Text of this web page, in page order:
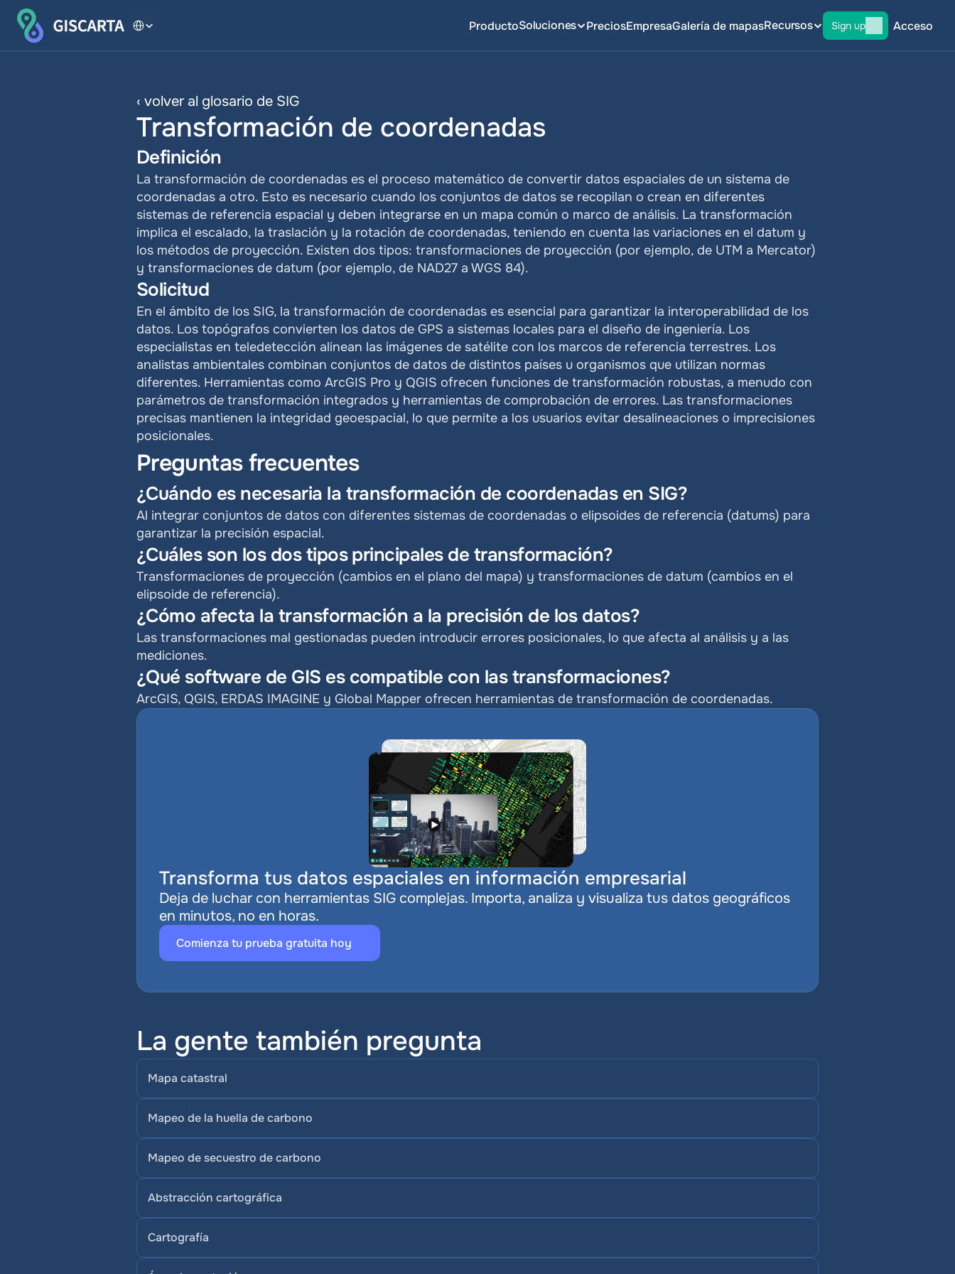
ProductoSoluciones PreciosEmpresaGalería de mapasRecursos Sign up Acceso
‹ volver al glosario de SIG
Transformación de coordenadas
Definición
La transformación de coordenadas es el proceso matemático de convertir datos espaciales de un sistema de
coordenadas a otro. Esto es necesario cuando los conjuntos de datos se recopilan o crean en diferentes
sistemas de referencia espacial y deben integrarse en un mapa común o marco de análisis. La transformación
implica el escalado, la traslación y la rotación de coordenadas, teniendo en cuenta las variaciones en el datum y
los métodos de proyección. Existen dos tipos: transformaciones de proyección (por ejemplo, de UTM a Mercator)
y transformaciones de datum (por ejemplo, de NAD27 a WGS 84).
Solicitud
En el ámbito de los SIG, la transformación de coordenadas es esencial para garantizar la interoperabilidad de los
datos. Los topógrafos convierten los datos de GPS a sistemas locales para el diseño de ingeniería. Los
especialistas en teledetección alinean las imágenes de satélite con los marcos de referencia terrestres. Los
analistas ambientales combinan conjuntos de datos de distintos países u organismos que utilizan normas
diferentes. Herramientas como ArcGIS Pro y QGIS ofrecen funciones de transformación robustas, a menudo con
parámetros de transformación integrados y herramientas de comprobación de errores. Las transformaciones
precisas mantienen la integridad geoespacial, lo que permite a los usuarios evitar desalineaciones o imprecisiones
posicionales.
Preguntas frecuentes
¿Cuándo es necesaria la transformación de coordenadas en SIG?
Al integrar conjuntos de datos con diferentes sistemas de coordenadas o elipsoides de referencia (datums) para
garantizar la precisión espacial.
¿Cuáles son los dos tipos principales de transformación?
Transformaciones de proyección (cambios en el plano del mapa) y transformaciones de datum (cambios en el
elipsoide de referencia).
¿Cómo afecta la transformación a la precisión de los datos?
Las transformaciones mal gestionadas pueden introducir errores posicionales, lo que afecta al análisis y a las
mediciones.
¿Qué software de GIS es compatible con las transformaciones?
ArcGIS, QGIS, ERDAS IMAGINE y Global Mapper ofrecen herramientas de transformación de coordenadas.
Transforma tus datos espaciales en información empresarial
Deja de luchar con herramientas SIG complejas. Importa, analiza y visualiza tus datos geográficos
en minutos, no en horas.
Comienza tu prueba gratuita hoy
La gente también pregunta
Mapa catastral
Mapeo de la huella de carbono
Mapeo de secuestro de carbono
Abstracción cartográfica
Cartografía